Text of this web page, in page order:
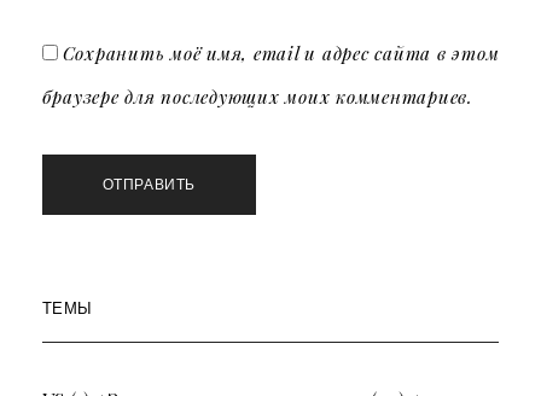
Сохранить моё имя, email и адрес сайта в этом
браузере для последующих моих комментариев.
ТЕМЫ